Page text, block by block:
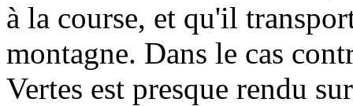
à la course, et qu'il
montagne. Dans le cas
Vertes est presque rendu